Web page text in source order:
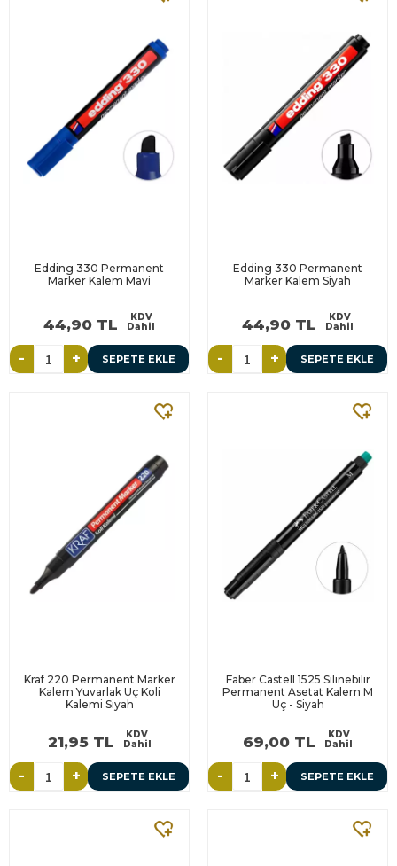
Edding 330 Permanent
Marker Kalem Mavi
44,90 TL
KDV
Dahil
- + SEPETE EKLE
Edding 330 Permanent
Marker Kalem Siyah
44,90 TL
KDV
Dahil
- + SEPETE EKLE
Kraf 220 Permanent Marker
Kalem Yuvarlak Uç Koli
Kalemi Siyah
21,95 TL
KDV
Dahil
- + SEPETE EKLE
Faber Castell 1525 Silinebilir
Permanent Asetat Kalem M
Uç - Siyah
69,00 TL
KDV
Dahil
- + SEPETE EKLE